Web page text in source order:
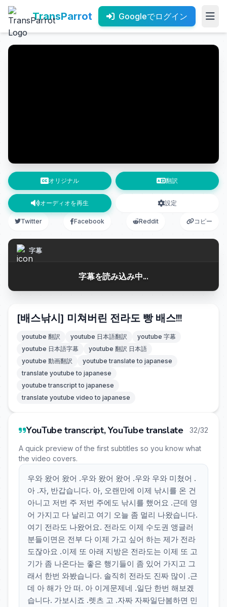
TransParrot Googleでログイン
オリジナル 翻訳
オーディオを再生 設定
Twitter Facebook Reddit コピー
字幕
字幕を読み込み中...
[배스낚시] 미쳐버린 전라도 빵 배스!!!
youtube 翻訳 youtube 日本語翻訳
youtube 字幕
youtube 日本語字幕
youtube 翻訳 日本語
youtube 動画翻訳
youtube translate to japanese
translate youtube to japanese
youtube transcript to japanese
translate youtube video to japanese
YouTube transcript, YouTube translate 32/32
A quick preview of the first subtitles so you know what
the video covers.
우와 왔어 왔어 .우와 왔어 왔어 .우와 우와 미쳤어 .
아 .자, 반갑습니다. 아, 오랜만에 이제 낚시를 온 건
아니고 저번 주 저번 주에도 낚시를 했어요 .근데 영
어 가지고 다 날리고 여기 오늘 좀 멀리 나왔습니다.
여기 전라도 나왔어요. 전라도 이제 수도권 앵글러
분들이면은 전부 다 이제 가고 싶어 하는 제가 전라
도잖아요 .이제 또 아래 지방은 전라도는 이제 또 고
기가 좀 나온다는 좋은 행기들이 좀 있어 가지고 그
래서 한번 와봤습니다. 솔직히 전라도 진짜 많이 .근
데 아 해가 안 떠. 아 이게문제네 .일단 한번 해보겠
습니다. 가보시죠 .렛츠 고 .자짜 자짜일단봄하면 민